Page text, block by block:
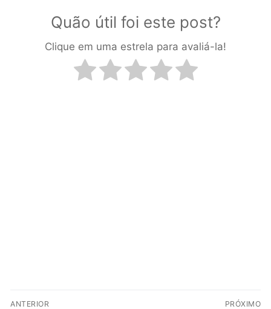
Quão útil foi este post?
Clique em uma estrela para avaliá-la!
ANTERIOR PRÓXIMO